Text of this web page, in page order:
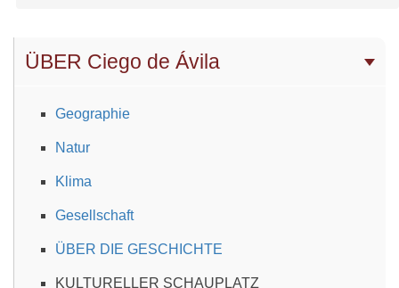
ÜBER Ciego de Ávila
Geographie
Natur
Klima
Gesellschaft
ÜBER DIE GESCHICHTE
KULTURELLER SCHAUPLATZ